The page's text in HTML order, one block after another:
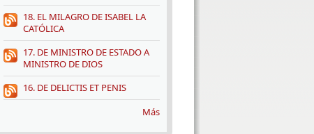
18. EL MILAGRO DE ISABEL LA
CATÓLICA
17. DE MINISTRO DE ESTADO A
MINISTRO DE DIOS
16. DE DELICTIS ET PENIS
Más